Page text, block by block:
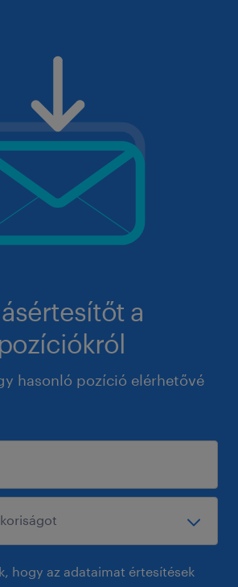
a
hasonló pozíció elérhetővé
hogy az adataimat értesítések